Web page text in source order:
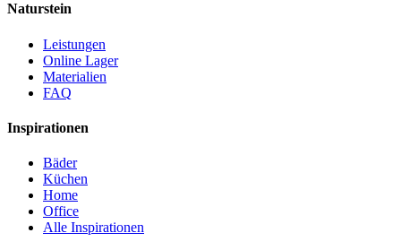
Naturstein
Leistungen
Online Lager
Materialien
FAQ
Inspirationen
Bäder
Küchen
Home
Office
Alle Inspirationen